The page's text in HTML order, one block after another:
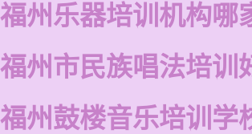
福州乐器培训机构哪
福州市民族唱法培训
福州鼓楼音乐培训学